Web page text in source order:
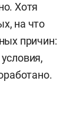
Хотя
на что
причин: